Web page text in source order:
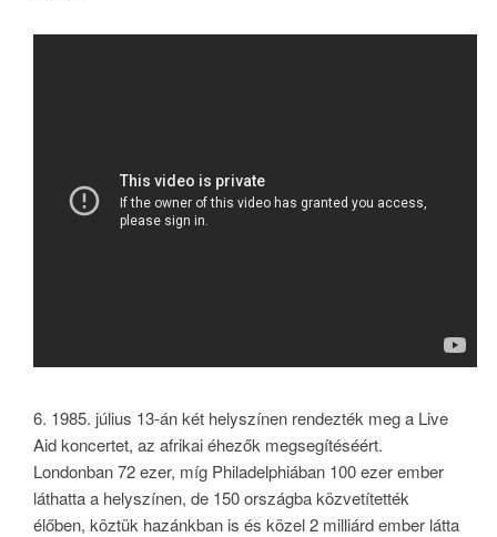
6. 1985. július 13-án két helyszínen rendezték meg a Live
Aid koncertet, az afrikai éhezők megsegítéséért.
Londonban 72 ezer, míg Philadelphiában 100 ezer ember
láthatta a helyszínen, de 150 országba közvetítették
élőben, köztük hazánkban is és közel 2 milliárd ember látta